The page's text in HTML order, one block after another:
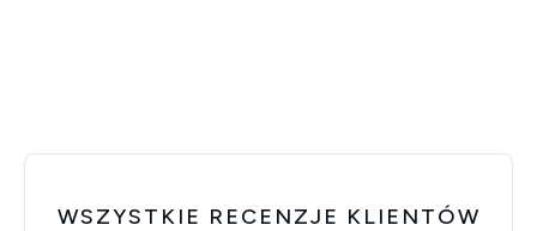
WSZYSTKIE RECENZJE KLIENTÓW